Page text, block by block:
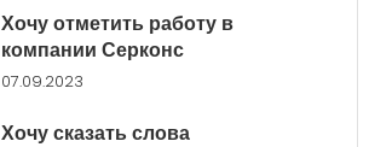
Хочу отметить работу в
компании Серконс
07.09.2023
Хочу сказать слова